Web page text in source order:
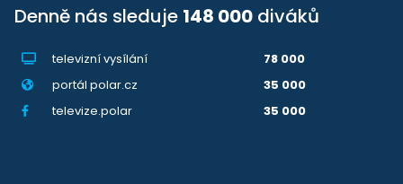
Denně nás sleduje 148 000 diváků
televizní vysílání
78 000
portál polar.cz
35 000
televize.polar
35 000